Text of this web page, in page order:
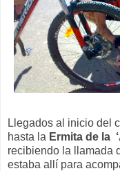
Llegados al inicio del
hasta la Ermita de la
recibiendo la llamada
estaba allí para